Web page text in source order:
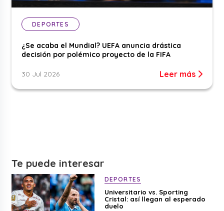
DEPORTES
¿Se acaba el Mundial? UEFA anuncia drástica
decisión por polémico proyecto de la FIFA
30 Jul 2026 Leer más
Te puede interesar
DEPORTES
Universitario vs. Sporting
Cristal: así llegan al esperado
duelo